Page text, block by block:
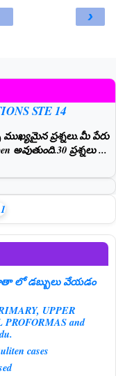
›
STE 14
ముఖ్యమైన ప్రశ్నలు.మీ పేరు
ప్రశ్నలు ...
లో డబ్బులు వేయడం
UPPER
and
cases